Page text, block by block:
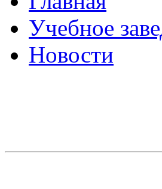
Учебное
Новости